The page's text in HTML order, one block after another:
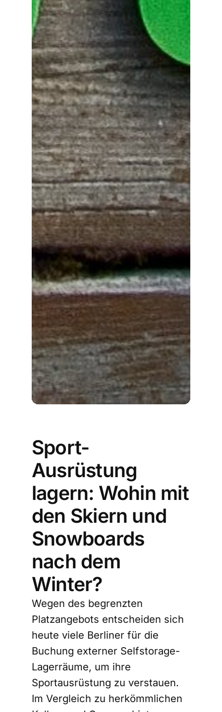
Sport-
Ausrüstung
lagern: Wohin mit
den Skiern und
Snowboards
nach dem
Winter?
Wegen des begrenzten
Platzangebots entscheiden sich
heute viele Berliner für die
Buchung externer Selfstorage-
Lagerräume, um ihre
Sportausrüstung zu verstauen.
Im Vergleich zu herkömmlichen